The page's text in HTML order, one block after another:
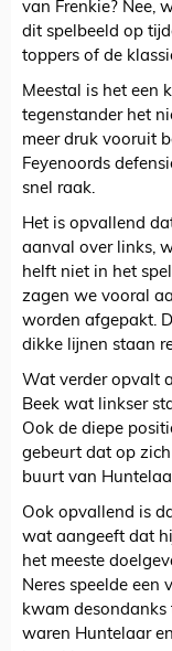
van Frenkie? Nee,
dit spelbeeld op
toppers of de
Meestal is het een
tegenstander het
meer druk vooruit
Feyenoords
snel raak.
Het is opvallend
aanval over links,
helft niet in het
zagen we vooral
worden afgepakt.
dikke lijnen staan
Wat verder opvalt
Beek wat linkser
Ook de diepe
gebeurt dat op
buurt van
Ook opvallend is
wat aangeeft dat
het meeste
Neres speelde een
kwam desondanks
waren Huntelaar